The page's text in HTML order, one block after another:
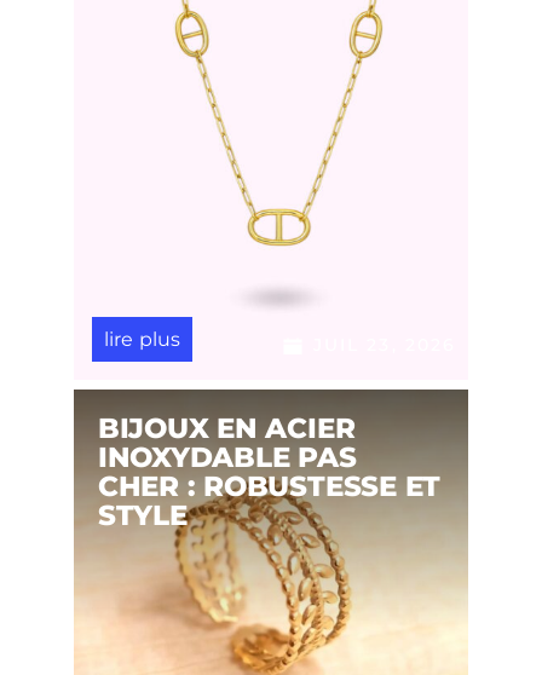
lire plus
BIJOUX EN ACIER
INOXYDABLE PAS
CHER : ROBUSTESSE ET
STYLE